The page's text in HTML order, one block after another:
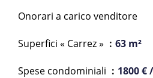
Onorari a carico venditore
Superfici « Carrez » 63 m²
Spese condominiali 1800